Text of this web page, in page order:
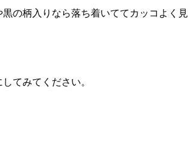
の柄入りなら落ち着いててカッコよく見
てみてください。